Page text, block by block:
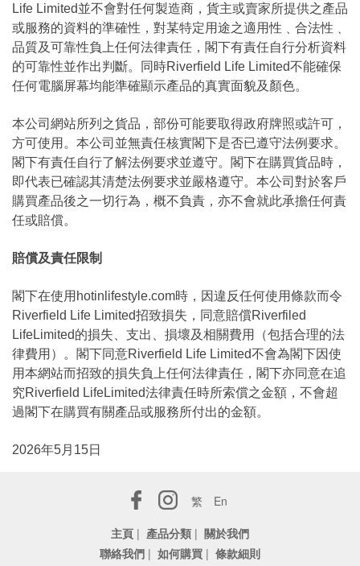
Life Limited並不會對任何製造商，貨主或賣家所提供之產品
或服務的資料的準確性，對某特定用途之適用性﹑合法性﹑
品質及可靠性負上任何法律責任，閣下有責任自行分析資料
的可靠性並作出判斷。同時Riverfield Life Limited不能確保
任何電腦屏幕均能準確顯示產品的真實面貌及顏色。
本公司網站所列之貨品，部份可能要取得政府牌照或許可，
方可使用。本公司並無責任核實閣下是否已遵守法例要求。
閣下有責任自行了解法例要求並遵守。閣下在購買貨品時，
即代表已確認其清楚法例要求並嚴格遵守。本公司對於客戶
購買產品後之一切行為，概不負責，亦不會就此承擔任何責
任或賠償。
賠償及責任限制
閣下在使用hotinlifestyle.com時，因違反任何使用條款而令
Riverfield Life Limited招致損失，同意賠償Riverfiled
LifeLimited的損失、支出、損壞及相關費用（包括合理的法
律費用）。閣下同意Riverfield Life Limited不會為閣下因使
用本網站而招致的損失負上任何法律責任，閣下亦同意在追
究Riverfield LifeLimited法律責任時所索償之金額，不會超
過閣下在購買有關產品或服務所付出的金額。
2026年5月15日
繁
En
主頁 | 產品分類 | 關於我們
聯絡我們 | 如何購買 | 條款細則